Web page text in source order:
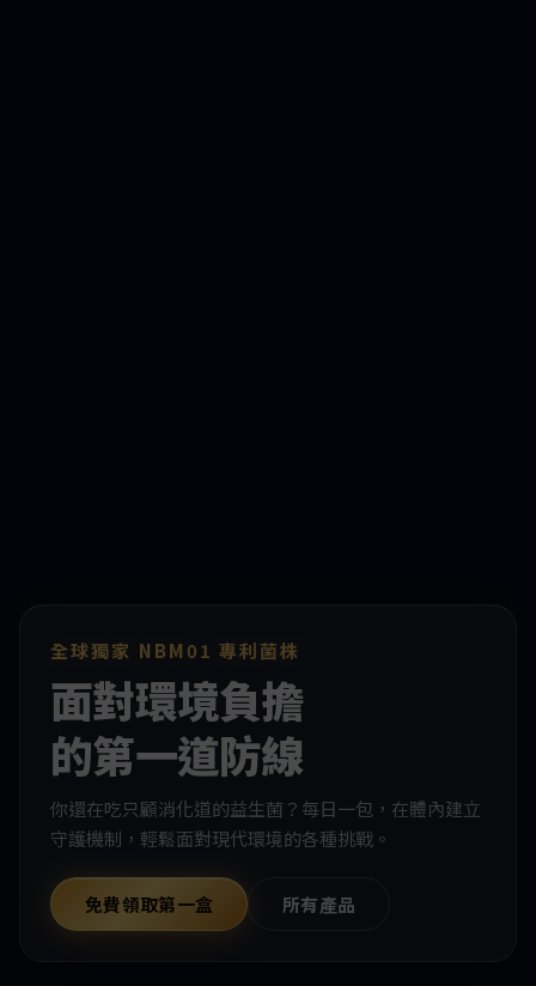
全球獨家 NBM01 專利菌株
面對環境負擔
的第一道防線
你還在吃只顧消化道的益生菌？每日一包，在體內建立
守護機制，輕鬆面對現代環境的各種挑戰。
免費領取第一盒 所有產品